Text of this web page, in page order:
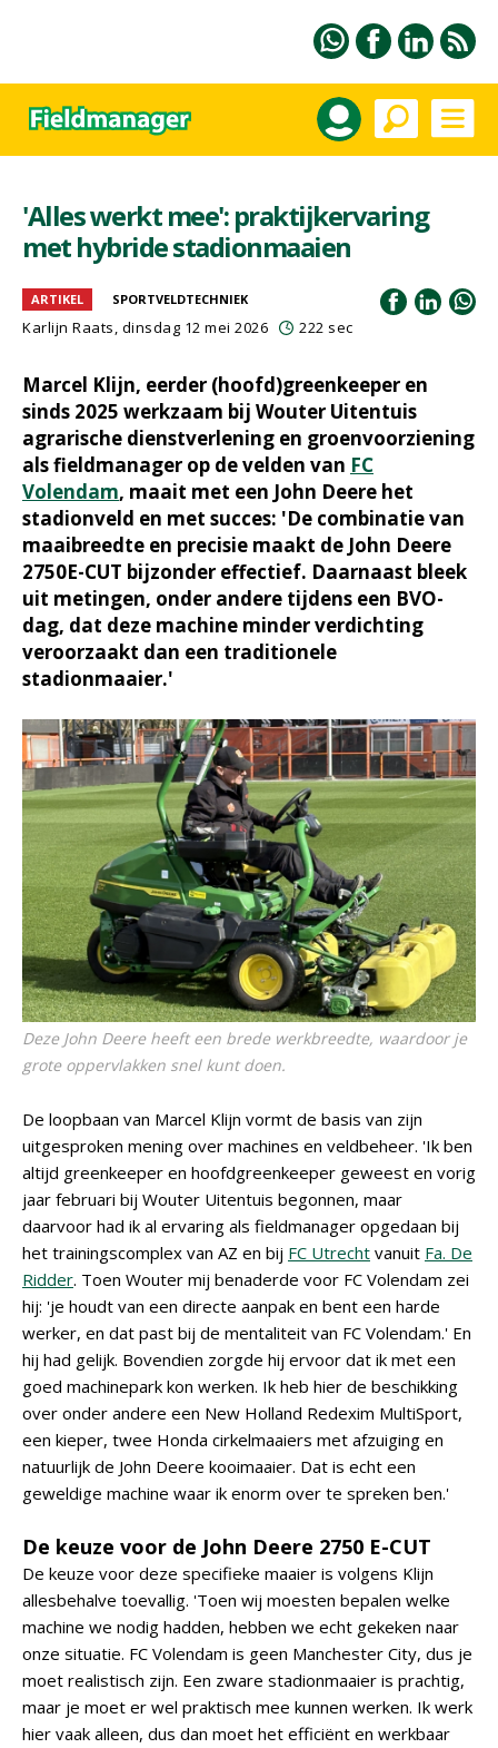
'Alles werkt mee': praktijkervaring
met hybride stadionmaaien
ARTIKEL SPORTVELDTECHNIEK
Karlijn Raats, dinsdag 12 mei 2026 222 sec
Marcel Klijn, eerder (hoofd)greenkeeper en
sinds 2025 werkzaam bij Wouter Uitentuis
agrarische dienstverlening en groenvoorziening
als fieldmanager op de velden van FC
Volendam, maait met een John Deere het
stadionveld en met succes: 'De combinatie van
maaibreedte en precisie maakt de John Deere
2750E-CUT bijzonder effectief. Daarnaast bleek
uit metingen, onder andere tijdens een BVO-
dag, dat deze machine minder verdichting
veroorzaakt dan een traditionele
stadionmaaier.'
Deze John Deere heeft een brede werkbreedte, waardoor je
grote oppervlakken snel kunt doen.
De loopbaan van Marcel Klijn vormt de basis van zijn
uitgesproken mening over machines en veldbeheer. 'Ik ben
altijd greenkeeper en hoofdgreenkeeper geweest en vorig
jaar februari bij Wouter Uitentuis begonnen, maar
daarvoor had ik al ervaring als fieldmanager opgedaan bij
het trainingscomplex van AZ en bij FC Utrecht vanuit Fa. De
Ridder. Toen Wouter mij benaderde voor FC Volendam zei
hij: 'je houdt van een directe aanpak en bent een harde
werker, en dat past bij de mentaliteit van FC Volendam.' En
hij had gelijk. Bovendien zorgde hij ervoor dat ik met een
goed machinepark kon werken. Ik heb hier de beschikking
over onder andere een New Holland Redexim MultiSport,
een kieper, twee Honda cirkelmaaiers met afzuiging en
natuurlijk de John Deere kooimaaier. Dat is echt een
geweldige machine waar ik enorm over te spreken ben.'
De keuze voor de John Deere 2750 E-CUT
De keuze voor deze specifieke maaier is volgens Klijn
allesbehalve toevallig. 'Toen wij moesten bepalen welke
machine we nodig hadden, hebben we echt gekeken naar
onze situatie. FC Volendam is geen Manchester City, dus je
moet realistisch zijn. Een zware stadionmaaier is prachtig,
maar je moet er wel praktisch mee kunnen werken. Ik werk
hier vaak alleen, dus dan moet het efficiënt en werkbaar